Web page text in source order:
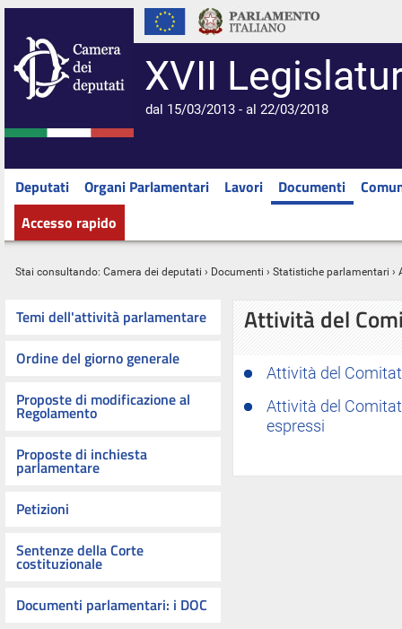
XVII
dal 15/03/2013 - al 22/03/2018
Deputati Organi Parlamentari Lavori Documenti
Accesso rapido
Stai consultando: Camera dei deputati › Documenti › Statistiche parlamentari ›
Temi dell'attività parlamentare
Ordine del giorno generale
Proposte di modificazione al
Regolamento
Proposte di inchiesta
parlamentare
Petizioni
Sentenze della Corte
costituzionale
Documenti parlamentari: i DOC
Attività del
Attività del
Attività del
espressi